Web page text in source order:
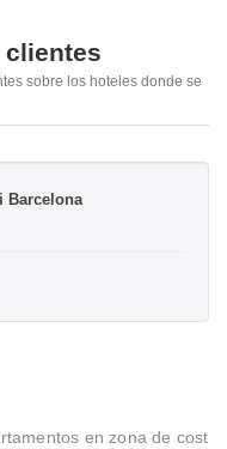
clientes
sobre los hoteles donde se
Barcelona
en zona de costa